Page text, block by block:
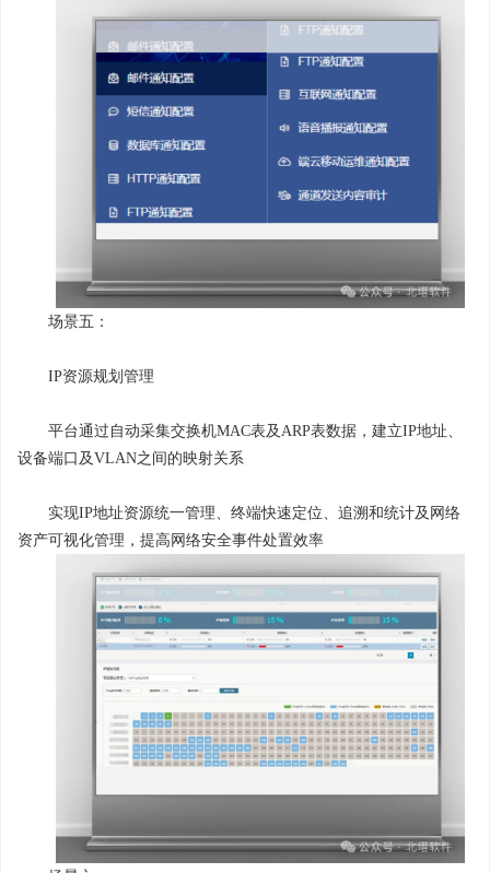
场景五：
IP资源规划管理
平台通过自动采集交换机MAC表及ARP表数据，建立IP地址、
设备端口及VLAN之间的映射关系
实现IP地址资源统一管理、终端快速定位、追溯和统计及网络
资产可视化管理，提高网络安全事件处置效率